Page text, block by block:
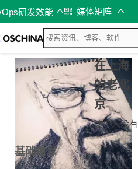
研发效能 媒体矩阵
在上海
的老北
京
这个人没有
基础信息